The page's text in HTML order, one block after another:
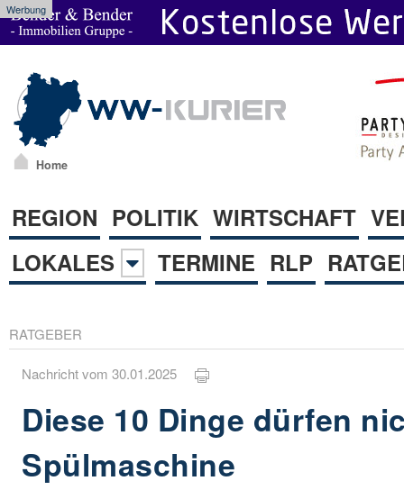
Werbung
Home
REGION POLITIK WIRTSCHAFT
LOKALES
TERMINE RLP
RATGEBER
Nachricht vom 30.01.2025
Diese 10 Dinge dürfen
Spülmaschine